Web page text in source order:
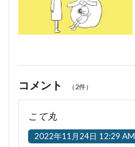
コメント （2件）
こて丸
2022年11月24日 12:29 AM